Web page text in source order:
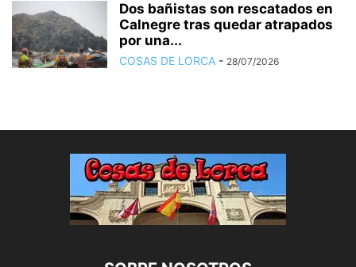
Dos bañistas son rescatados en
Calnegre tras quedar atrapados
por una...
COSAS DE LORCA - 28/07/2026